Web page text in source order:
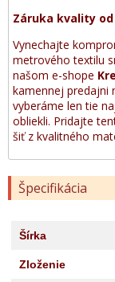
Záruka kvality
Vynechajte
metrového textilu
našom e-shope
kamennej predajni
vyberáme len tie
obliekli. Pridajte
šiť z kvalitného
Špecifikácia
Šírka
Zloženie